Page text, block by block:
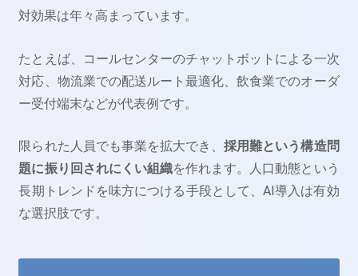
対効果は年々高まっています。
たとえば、コールセンターのチャットボットによる一次
対応、物流業での配送ルート最適化、飲食業でのオーダ
ー受付端末などが代表例です。
限られた人員でも事業を拡大でき、採用難という構造問
題に振り回されにくい組織を作れます。人口動態という
長期トレンドを味方につける手段として、AI導入は有効
な選択肢です。